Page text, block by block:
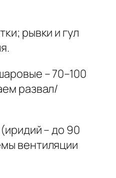
рывки и гул
– 70–100
развал/
– до 90
вентиляции